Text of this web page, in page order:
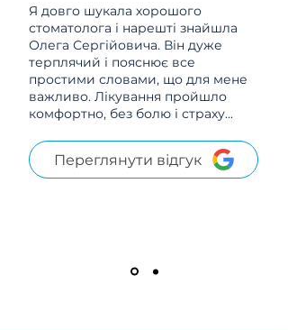
Я довго шукала хорошого
стоматолога і нарешті знайшла
Олега Сергійовича. Він дуже
терплячий і пояснює все
простими словами, що для мене
важливо. Лікування пройшло
комфортно, без болю і страху...
Переглянути відгук